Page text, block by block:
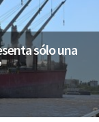
sólo una